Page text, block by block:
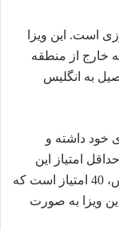
است. این ویزا
خارج از منطقه
به انگلیس
خود داشته و
حداقل امتیاز این
ویزا در سیستم امتیازبندی مهاجرت به انگلیس، 40 امتیاز است که
ویزا به صورت